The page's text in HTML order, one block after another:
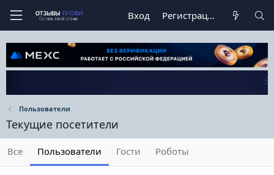
Вход Регистрация
Пользователи
Текущие посетители
Все Пользователи Гости Роботы